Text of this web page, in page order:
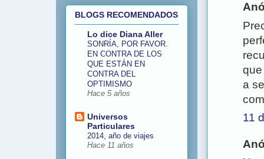
a
11
BLOGS RECOMENDADOS
Lo dice Diana Aller
SONRÍA, POR FAVOR.
EN CONTRA DE LOS
QUE ESTÁN EN
CONTRA DEL
OPTIMISMO
Hace 5 años
Universos
Particulares
2014, año de viajes
Hace 11 años